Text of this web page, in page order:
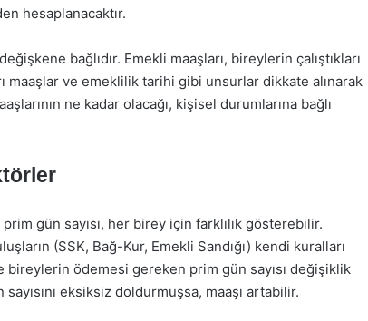
hesaplanacaktır.
bağlıdır. Emekli maaşları, bireylerin çalıştıkları
maaşlar ve emeklilik tarihi gibi unsurlar dikkate alınarak
ne kadar olacağı, kişisel durumlarına bağlı
gün sayısı, her birey için farklılık gösterebilir.
(SSK, Bağ-Kur, Emekli Sandığı) kendi kuralları
ödemesi gereken prim gün sayısı değişiklik
eksiksiz doldurmuşsa, maaşı artabilir.